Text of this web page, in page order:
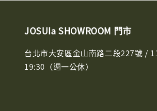
JOSUIa SHOWROOM 門市
台北市大安區金山南路二段227號 /
19:30（週一公休）